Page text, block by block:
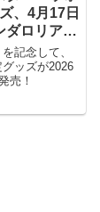
、4月17日
ダロリア
』グッズ
記念して、
ッズが2026
売！